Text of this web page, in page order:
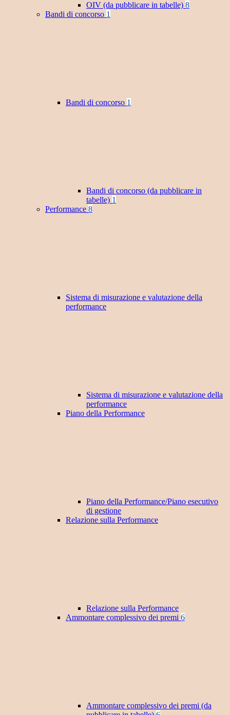
OIV (da pubblicare in tabelle) 8
Bandi di concorso 1
Bandi di concorso 1
Bandi di concorso (da pubblicare in
tabelle) 1
Performance 8
Sistema di misurazione e valutazione della
performance
Sistema di misurazione e valutazione della
performance
Piano della Performance
Piano della Performance/Piano esecutivo
di gestione
Relazione sulla Performance
Relazione sulla Performance
Ammontare complessivo dei premi 6
Ammontare complessivo dei premi (da